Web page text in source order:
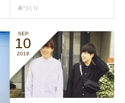
家づくり
SEP
10
2019